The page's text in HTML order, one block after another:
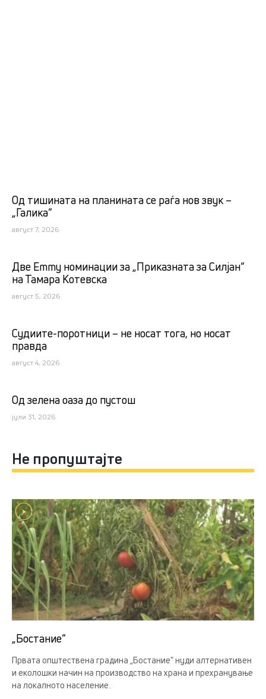
Од тишината на планината се раѓа нов звук –
„Галика“
август 7, 2026
Две Emmy номинации за „Приказната за Силјан“
на Тамара Котевска
август 5, 2026
Судиите-поротници – не носат тога, но носат
правда
август 4, 2026
Од зелена оаза до пустош
јули 31, 2026
Не пропуштајте
„Бостание“
Првата општествена градина „Бостание“ нуди алтернативен
и еколошки начин на производство на храна и прехранување
на локалното население.